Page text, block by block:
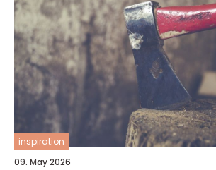
inspiration
09. May 2026